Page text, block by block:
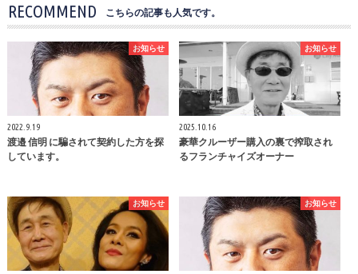
RECOMMEND こちらの記事も人気です。
お知らせ
2022.9.19
渡邉 信明 に騙されて契約した方を探
しています。
お知らせ
2025.10.16
豪華クルーザー購入の裏で搾取され
るフランチャイズオーナー
お知らせ お知らせ